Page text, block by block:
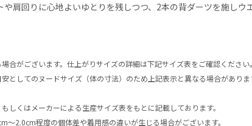
肩回りに心地よいゆとりを残しつつ、2本の背ダーツを施しウ
合がございます。仕上がりサイズの詳細は下記サイズ表をご確認ください。
としてのヌードサイズ（体の寸法）のため上記表示と異なる場合がありま
しくはメーカーによる生産サイズ表をもとに記載しております。
〜2.0cm程度の個体差や着用感の違いが生じる場合がございます。